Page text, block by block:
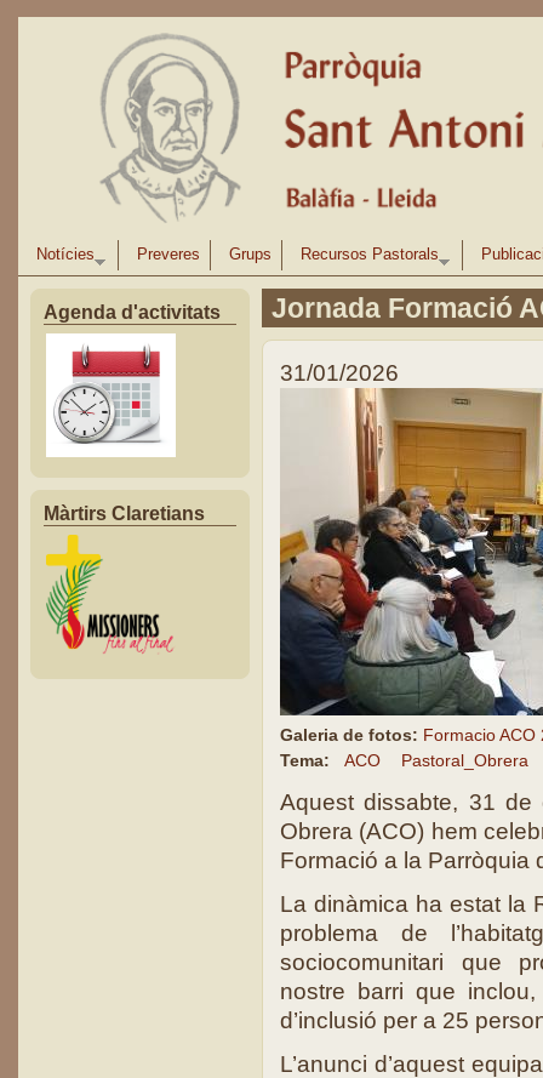
Notícies Preveres Grups Recursos Pastorals
Agenda d'activitats
Màrtirs Claretians
Jornada Formació
31/01/2026
Galeria de fotos: Formacio ACO
Tema:
ACO Pastoral_Obrera
Aquest dissabte, 31 de
Obrera (ACO) hem
Formació a la Parròquia
La dinàmica ha estat la
problema de
sociocomunitari que
nostre barri que
d’inclusió per a 25
L’anunci d’aquest